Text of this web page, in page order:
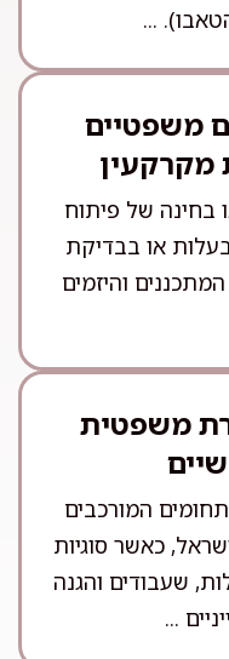
...
משפטיים
מקרקעין
בחינה של פיתוח
או בבדיקת
והיזמים
משפטית
המורכבים
כאשר סוגיות
שעבודים והגנה
...